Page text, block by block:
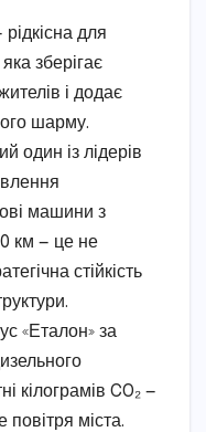
для
зберігає
і додає
шарму.
один із лідерів
машини з
км — це не
стійкість
«Еталон» за
кілограмів CO₂ —
повітря міста.